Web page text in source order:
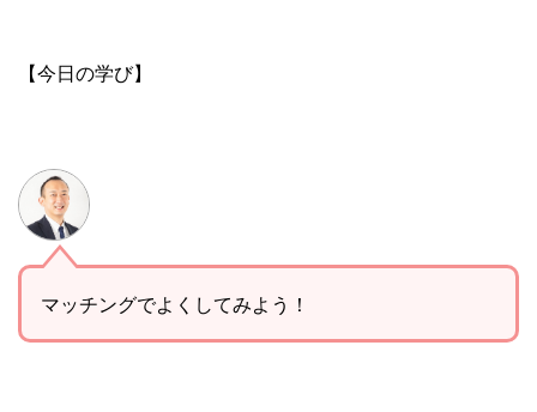
【今日の学び】
マッチングでよくしてみよう！